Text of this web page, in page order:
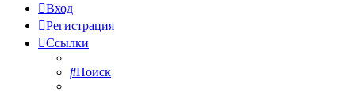
Вход
Регистрация
Ссылки
Поиск